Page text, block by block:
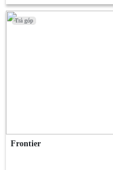
Trả góp
Trả góp
Frontier